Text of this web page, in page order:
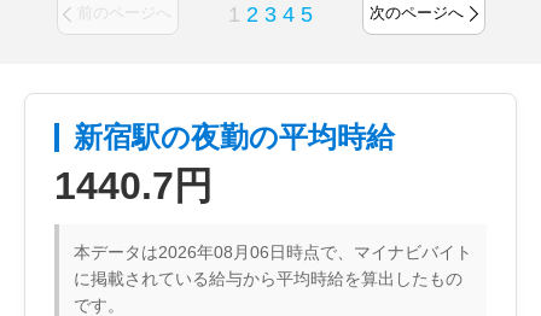
前のページへ 1 2 3 4 5 次のページへ
新宿駅の夜勤の平均時給
1440.7円
本データは2026年08月06日時点で、マイナビバイト
に掲載されている給与から平均時給を算出したもの
です。